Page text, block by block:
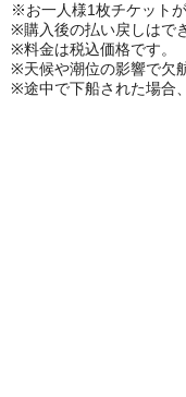
※お一人様1枚チケットが
※購入後の払い戻しはで
※料金は税込価格です。
※天候や潮位の影響で欠
※途中で下船された場合